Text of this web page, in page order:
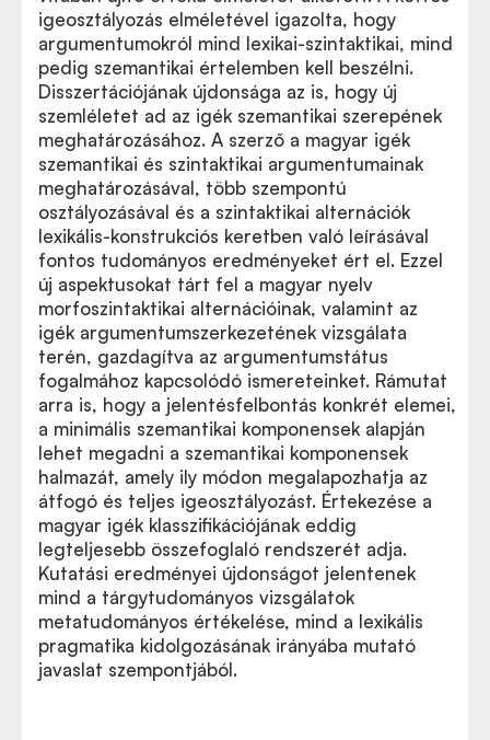
igeosztályozás elméletével igazolta, hogy
argumentumokról mind lexikai-szintaktikai, mind
pedig szemantikai értelemben kell beszélni.
Disszertációjának újdonsága az is, hogy új
szemléletet ad az igék szemantikai szerepének
meghatározásához. A szerző a magyar igék
szemantikai és szintaktikai argumentumainak
meghatározásával, több szempontú
osztályozásával és a szintaktikai alternációk
lexikális-konstrukciós keretben való leírásával
fontos tudományos eredményeket ért el. Ezzel
új aspektusokat tárt fel a magyar nyelv
morfoszintaktikai alternációinak, valamint az
igék argumentumszerkezetének vizsgálata
terén, gazdagítva az argumentumstátus
fogalmához kapcsolódó ismereteinket. Rámutat
arra is, hogy a jelentésfelbontás konkrét elemei,
a minimális szemantikai komponensek alapján
lehet megadni a szemantikai komponensek
halmazát, amely ily módon megalapozhatja az
átfogó és teljes igeosztályozást. Értekezése a
magyar igék klasszifikációjának eddig
legteljesebb összefoglaló rendszerét adja.
Kutatási eredményei újdonságot jelentenek
mind a tárgytudományos vizsgálatok
metatudományos értékelése, mind a lexikális
pragmatika kidolgozásának irányába mutató
javaslat szempontjából.